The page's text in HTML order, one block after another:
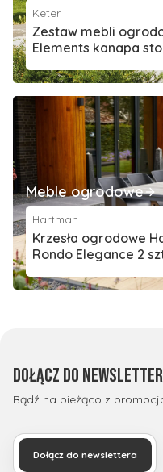
Keter
Zestaw mebli
Elements kanapa
Meble ogrodowe
Hartman
Krzesła ogrodowe
Rondo Elegance 2
Dołącz do
Bądź na bieżąco z
Dołącz do newslettera